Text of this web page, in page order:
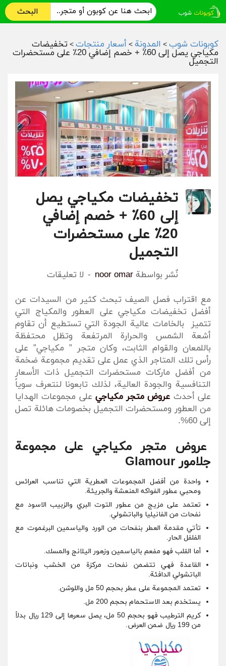
البحث
كوبونات شوب > المدونة > أسعار منتجات > تخفيضات
مكياجي يصل إلى 60٪ + خصم إضافي 20٪ على مستحضرات
التجميل
تخفيضات مكياجي يصل
إلى 60٪ + خصم إضافي
20٪ على مستحضرات
التجميل
نٌشر بواسطة noor omar لا تعليقات
مع اقتراب فصل الصيف تبحث كثير من السيدات عن
أفضل تخفيضات مكياجي على العطور والمكياج التي
تتميز بالخامات عالية الجودة التي تستطيع أن تقاوم
أشعة الشمس والحرارة المرتفعة وتظل محتفظة
باللمعان والقوام الثابت، وكان متجر ” مكياجي” على
رأس تلك المتاجر الذي عمل على تقديم مجموعة ضخمة
من أفضل ماركات مستحضرات التجميل ذات الأسعار
التنافسية والجودة العالية، لذلك تابعونا لنتعرف سوياً
على أحدث عروض متجر مكياجي على مجموعات الهدايا
من العطور ومستحضرات التجميل بخصومات هائلة تصل
إلى 60%.
عروض متجر مكياجي على مجموعة
جلامور Glamour
واحدة من أفضل المجموعات العطرية التي تناسب العرائس
ومحبي عطور الفواكه المنعشة والجريئة.
تعتمد على مزيج من عطور التوت البري والزبيب الاسود مع
نفحات من الفانيليا والباتشولي.
تأتي مقدمة العطر بنفحات من الورد والياسمين البرغموت مع
الفلفل الحار.
أما القلب فهو مفعم بالياسمين وزهور اليلانج والمسك.
القاعدة فهي تتضمن نفحات مركزة من الخشب ونباتات
الباتشولي الدافئة.
تعتمد المجموعة على عطر بحجم 50 مل واللوشن.
يستخدم بعد الاستحمام بحجم 200 مل.
كريم الترطيب فهو بحجم 50 مل، يصل سعرها إلى 129 ريال بدلاً
من 199 ريال ضمن العرض.